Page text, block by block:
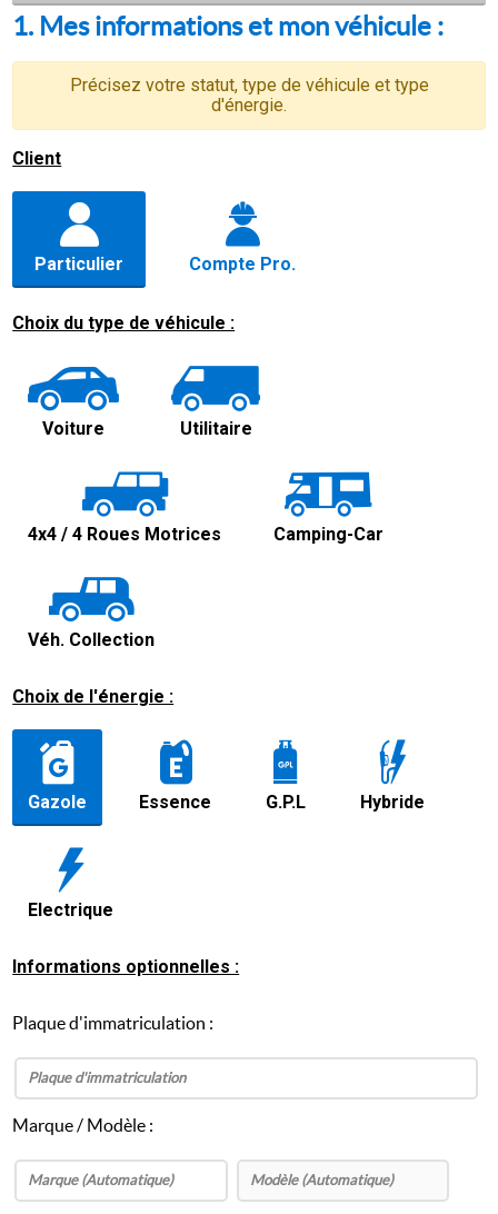
1. Mes informations et mon véhicule :
Précisez votre statut, type de véhicule et type
d'énergie.
Client
Particulier Compte Pro.
Choix du type de véhicule :
Voiture Utilitaire
4x4 / 4 Roues Motrices Camping-Car
Véh. Collection
Choix de l'énergie :
Gazole Essence G.P.L Hybride
Electrique
Informations optionnelles :
Plaque d'immatriculation :
Marque / Modèle :